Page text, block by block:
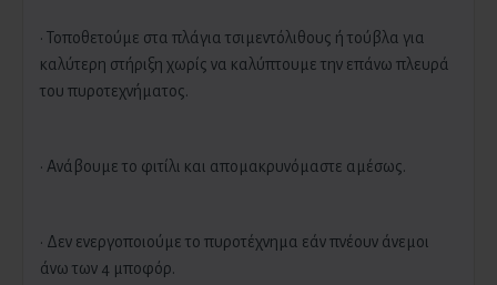
· Τοποθετούμε στα πλάγια τσιμεντόλιθους ή τούβλα για
καλύτερη στήριξη χωρίς να καλύπτουμε την επάνω πλευρά
του πυροτεχνήματος.
· Ανάβουμε το φιτίλι και απομακρυνόμαστε αμέσως.
· Δεν ενεργοποιούμε το πυροτέχνημα εάν πνέουν άνεμοι
άνω των 4 μποφόρ.